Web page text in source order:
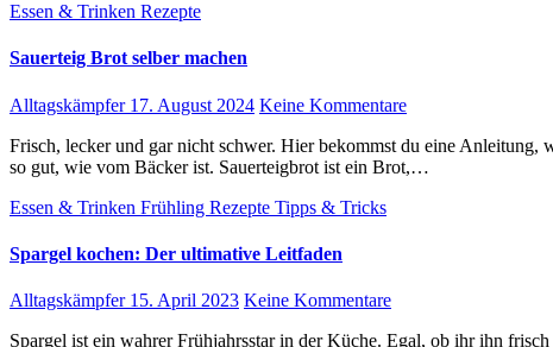
Essen & Trinken Rezepte
Sauerteig Brot selber machen
Alltagskämpfer 17. August 2024 Keine Kommentare
Frisch, lecker und gar nicht schwer. Hier bekommst du eine Anleitung, wie du einen Sauerteig Brot selber machen kannst, das
so gut, wie vom Bäcker ist. Sauerteigbrot ist ein Brot,…
Essen & Trinken Frühling Rezepte Tipps & Tricks
Spargel kochen: Der ultimative Leitfaden
Alltagskämpfer 15. April 2023 Keine Kommentare
Spargel ist ein wahrer Frühjahrsstar in der Küche. Egal, ob ihr ihn frisch vom Feld oder aus dem Supermarkt auf euren Tisch